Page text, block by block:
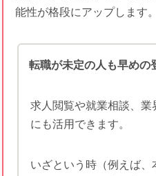
能性が格段にアップします。
転職が未定の人も早めの
求人閲覧や就業相談、業
にも活用できます。
いざという時（例えば